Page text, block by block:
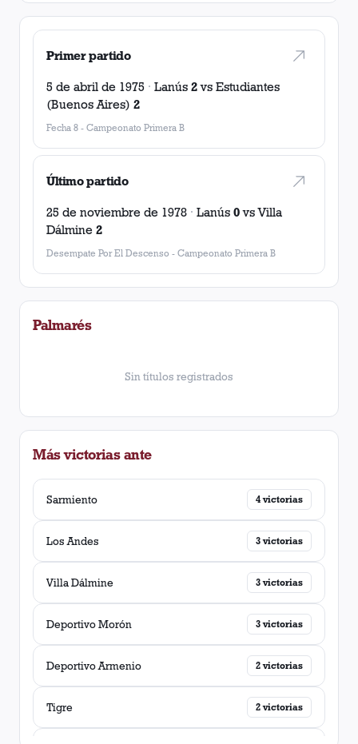
Primer partido
5 de abril de 1975 · Lanús 2vs Estudiantes
(Buenos Aires) 2
Fecha 8 - Campeonato Primera B
Último partido
25 de noviembre de 1978 · Lanús 0vs Villa
Dálmine 2
Desempate Por El Descenso - Campeonato Primera B
Palmarés
Sin títulos registrados
Más victorias ante
Sarmiento 4 victorias
Los Andes 3 victorias
Villa Dálmine 3 victorias
Deportivo Morón 3 victorias
Deportivo Armenio 2 victorias
Tigre 2 victorias